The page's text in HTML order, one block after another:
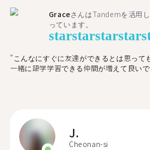
GraceさんはTandemを活用
っています。
starstarstarstar
"こんなにすぐに友達ができるとは思って
一緒に語学学習できる仲間が増えて良い
J.
Cheonan-si